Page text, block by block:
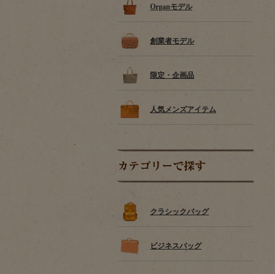
Organモデル
創業者モデル
限定・企画品
人気メンズアイテム
カテゴリーで探す
クラシックバッグ
ビジネスバッグ